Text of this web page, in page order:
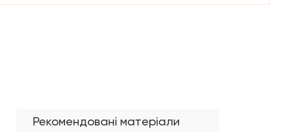
Рекомендовані матеріали